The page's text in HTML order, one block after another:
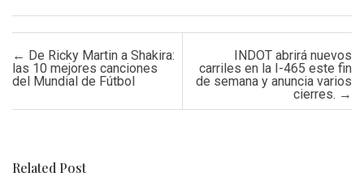
Post navigation
← De Ricky Martin a Shakira:
las 10 mejores canciones
del Mundial de Fútbol
INDOT abrirá nuevos
carriles en la I-465 este fin
de semana y anuncia varios
cierres. →
Related Post